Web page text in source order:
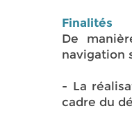
Finalités
De
navigation
- La
cadre du